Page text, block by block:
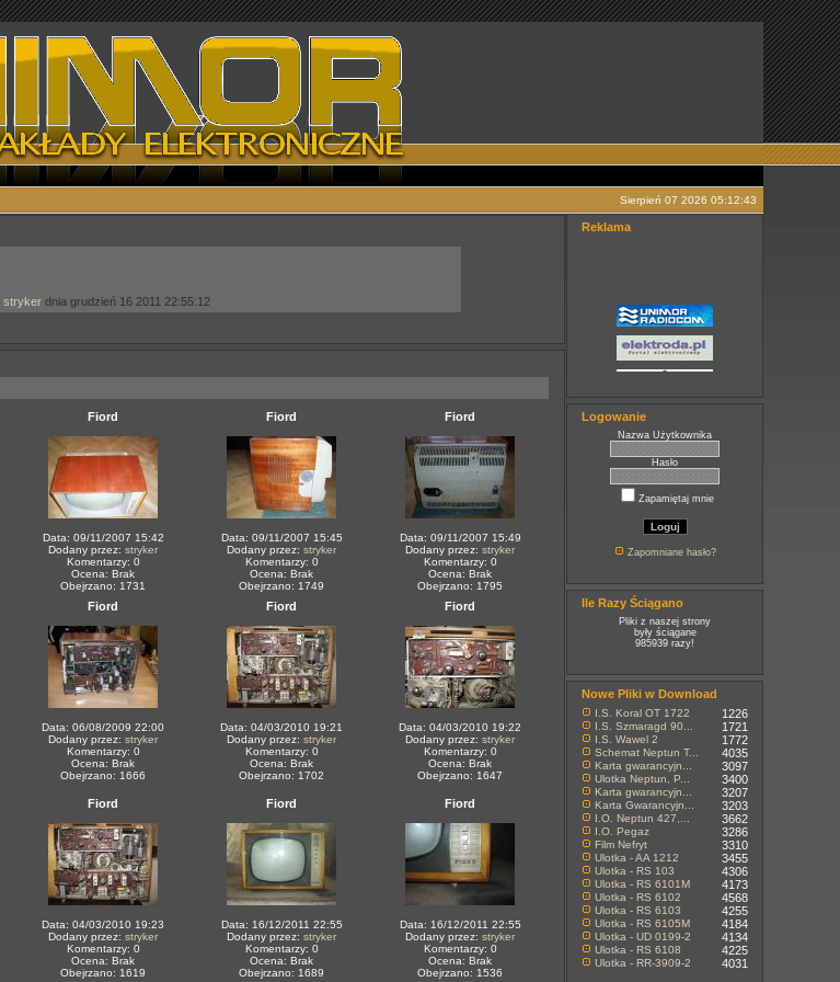
Sierpień 07 2026 05:12:43
strykerdnia grudzień 16 2011 22:55:12
Fiord
Data: 09/11/2007 15:42
Dodany przez: stryker
Komentarzy: 0
Ocena: Brak
Obejrzano: 1731
Fiord
Data: 09/11/2007 15:45
Dodany przez: stryker
Komentarzy: 0
Ocena: Brak
Obejrzano: 1749
Fiord
Data: 09/11/2007 15:49
Dodany przez: stryker
Komentarzy: 0
Ocena: Brak
Obejrzano: 1795
Fiord
Data: 06/08/2009 22:00
Dodany przez: stryker
Komentarzy: 0
Ocena: Brak
Obejrzano: 1666
Fiord
Data: 04/03/2010 19:21
Dodany przez: stryker
Komentarzy: 0
Ocena: Brak
Obejrzano: 1702
Fiord
Data: 04/03/2010 19:22
Dodany przez: stryker
Komentarzy: 0
Ocena: Brak
Obejrzano: 1647
Fiord
Data: 04/03/2010 19:23
Dodany przez: stryker
Komentarzy: 0
Ocena: Brak
Obejrzano: 1619
Fiord
Data: 16/12/2011 22:55
Dodany przez: stryker
Komentarzy: 0
Ocena: Brak
Obejrzano: 1689
Fiord
Data: 16/12/2011 22:55
Dodany przez: stryker
Komentarzy: 0
Ocena: Brak
Obejrzano: 1536
Reklama
Logowanie
Nazwa Użytkownika
Hasło
Zapamiętaj mnie
Zapomniane hasło?
Ile Razy Ściągano
Pliki z naszej strony
były ściągane
985939 razy!
Nowe Pliki w Download
I.S. Koral OT 1722 1226
I.S. Szmaragd 90... 1721
I.S. Wawel 2 1772
Schemat Neptun T... 4035
Karta gwarancyjn... 3097
Ulotka Neptun, P... 3400
Karta gwarancyjn... 3207
Karta Gwarancyjn... 3203
I.O. Neptun 427,... 3662
I.O. Pegaz 3286
Film Nefryt 3310
Ulotka - AA 1212 3455
Ulotka - RS 103 4306
Ulotka - RS 6101M 4173
Ulotka - RS 6102 4568
Ulotka - RS 6103 4255
Ulotka - RS 6105M 4184
Ulotka - UD 0199-2 4134
Ulotka - RS 6108 4225
Ulotka - RR-3909-2 4031